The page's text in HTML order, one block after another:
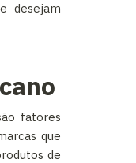
desejam
fatores
que
de